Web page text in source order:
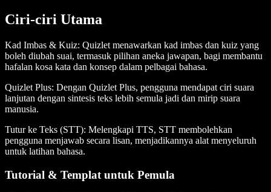
Ciri-ciri Utama
Kad Imbas & Kuiz: Quizlet menawarkan kad imbas dan kuiz yang
boleh diubah suai, termasuk pilihan aneka jawapan, bagi membantu
hafalan kosa kata dan konsep dalam pelbagai bahasa.
Quizlet Plus: Dengan Quizlet Plus, pengguna mendapat ciri suara
lanjutan dengan sintesis teks lebih semula jadi dan mirip suara
manusia.
Tutur ke Teks (STT): Melengkapi TTS, STT membolehkan
pengguna menjawab secara lisan, menjadikannya alat menyeluruh
untuk latihan bahasa.
Tutorial & Templat untuk Pemula